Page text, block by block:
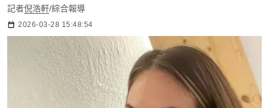
記者倪浩軒/綜合報導
2026-03-28 15:48:54